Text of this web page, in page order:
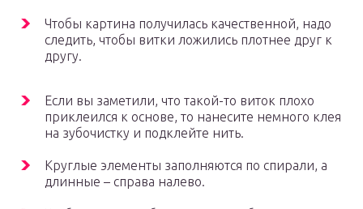
Чтобы картина получилась качественной, надо
следить, чтобы витки ложились плотнее друг к
другу.
Если вы заметили, что такой-то виток плохо
приклеился к основе, то нанесите немного клея
на зубочистку и подклейте нить.
Круглые элементы заполняются по спирали, а
длинные – справа налево.